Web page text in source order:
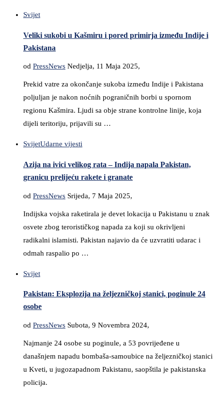
Svijet
Veliki sukobi u Kašmiru i pored primirja između Indije i
Pakistana
od PressNews Nedjelja, 11 Maja 2025,
Prekid vatre za okončanje sukoba između Indije i Pakistana
poljuljan je nakon noćnih pograničnih borbi u spornom
regionu Kašmira. Ljudi sa obje strane kontrolne linije, koja
dijeli teritoriju, prijavili su …
SvijetUdarne vijesti
Azija na ivici velikog rata – Indija napala Pakistan,
granicu prelijeću rakete i granate
od PressNews Srijeda, 7 Maja 2025,
Indijska vojska raketirala je devet lokacija u Pakistanu u znak
osvete zbog terorističkog napada za koji su okrivljeni
radikalni islamisti. Pakistan najavio da će uzvratiti udarac i
odmah raspalio po …
Svijet
Pakistan: Eksplozija na željezničkoj stanici, poginule 24
osobe
od PressNews Subota, 9 Novembra 2024,
Najmanje 24 osobe su poginule, a 53 povrijeđene u
današnjem napadu bombaša-samoubice na željezničkoj stanici
u Kveti, u jugozapadnom Pakistanu, saopštila je pakistanska
policija.